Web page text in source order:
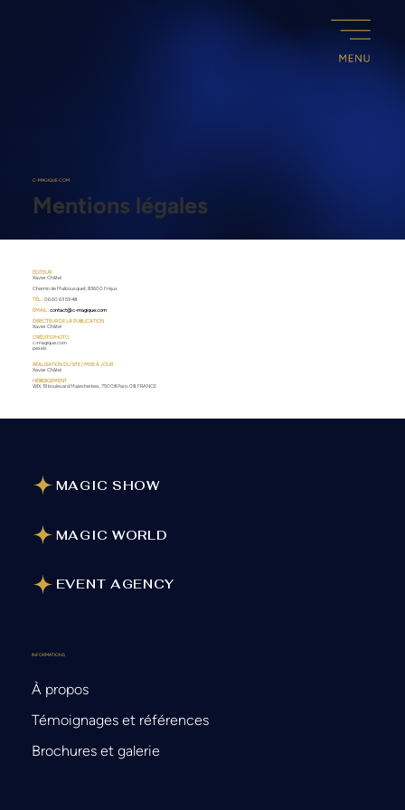
Mentions légales
C-MAGIQUE.COM
ÉDITEUR
Xavier Châtel
Chemin de Malbousquet, 83600 Fréjus
TÉL.
: 06 60 63 59 48
EMAIL :contact@c-magique.com
DIRECTEUR DE LA PUBLICATION
Xavier Châtel
CRÉDITS PHOTO
c-magique.com
pexels
RÉALISATION DU SITE / MISE À JOUR
Xavier Châtel
HÉBERGEMENT
WIX, 19 boulevard Malesherbes, 75008 Paris 08, FRANCE
MAGIC SHOW
MAGIC WORLD
EVENT AGENCY
À propos
Témoignages et références
Brochures et galerie
INFORMATIONS